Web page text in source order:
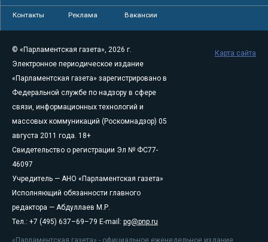
Контакты Реклама Вакансии
© «Парламентская газета», 2026 г.
Электронное периодическое издание
«Парламентская газета» зарегистрировано в
Федеральной службе по надзору в сфере
связи, информационных технологий и
массовых коммуникаций (Роскомнадзор) 05
августа 2011 года. 18+
Свидетельство о регистрации Эл № ФС77-
46097
Учредитель — АНО «Парламентская газета»
Исполняющий обязанности главного
редактора — Абдуллаев М.Р.
Тел.: +7 (495) 637–69–79 E-mail: pg@pnp.ru
«Парламентская газета» - официальное еженедельное издание
Карта сайта